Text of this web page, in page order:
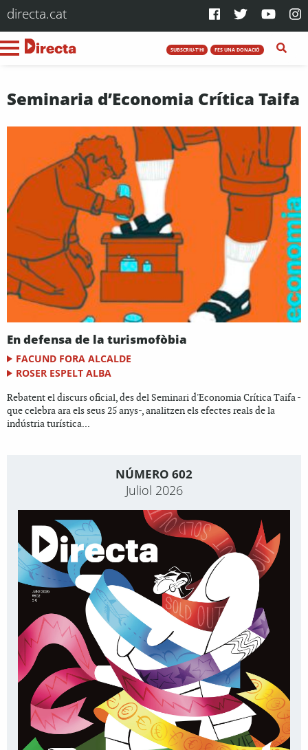
directa.cat
SUBSCRIU-T'HI FES UNA DONACIÓ
Seminaria d’Economia Crítica Taifa
En defensa de la turismofòbia
FACUND FORA ALCALDE
ROSER ESPELT ALBA
Rebatent el discurs oficial, des del Seminari d'Economia Crítica Taifa -
que celebra ara els seus 25 anys-, analitzen els efectes reals de la
indústria turística...
NÚMERO 602
Juliol 2026